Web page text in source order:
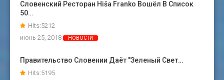
Словенский Ресторан Hiša Franko Вошёл В Список
50…
Hits:5212
июнь 25, 2018
НОВОСТИ
Правительство Словении Даёт "зеленый Свет…
Hits:5195